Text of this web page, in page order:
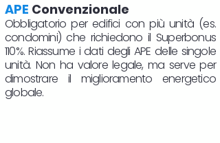
APE Convenzionale
Obbligatorio per edifici con più unità (es.
condomini) che richiedono il Superbonus
110%. Riassume i dati degli APE delle singole
unità. Non ha valore legale, ma serve per
dimostrare il miglioramento energetico
globale.